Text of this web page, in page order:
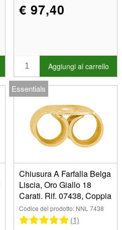
€ 97,40
Aggiungi al carrello
Essentials
Chiusura A Farfalla Belga
Liscia, Oro Giallo 18
Carati. Rif. 07438, Coppia
Codice del prodotto: NNL 7438
(1)